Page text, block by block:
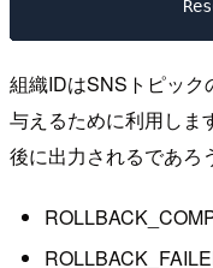
組織IDはSNSトピック
与えるために利用しま
後に出力されるであろ